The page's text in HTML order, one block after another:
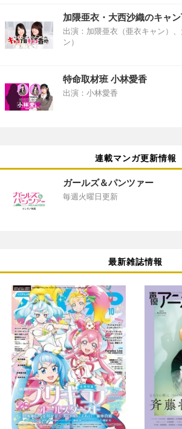
加隈亜衣・大西沙織のキャ
出演：加隈亜衣（亜衣キャン）
ン）
特命取材班 小林愛香
出演：小林愛香
連載マンガ更新情報
ガールズ＆パンツァー
毎週火曜日更新
最新雑誌情報